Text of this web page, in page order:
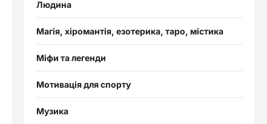
Людина
Магія, хіромантія, езотерика, таро, містика
Міфи та легенди
Мотивація для спорту
Музика